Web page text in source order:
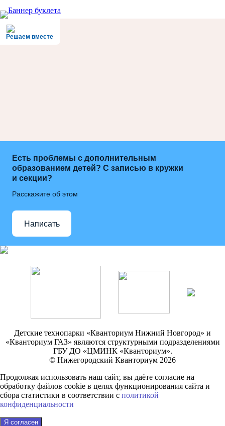
Решаем вместе
Есть проблемы с дополнительным
образованием детей? С записью в кружки
и секции?
Расскажите об этом
Написать
Детские технопарки «Кванториум Нижний Новгород» и
«Кванториум ГАЗ» являются структурными подразделениями
ГБУ ДО «ЦМИНК «Кванториум».
© Нижегородский Кванториум 2026
Продолжая использовать наш сайт, вы даёте согласие на
обработку файлов cookie в целях функционирования сайта и
сбора статистики в соответствии с политикой
конфиденциальности
Я согласен